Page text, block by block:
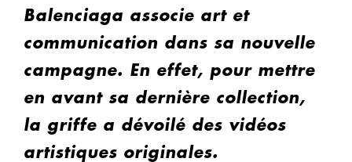
Balenciaga associe art et
communication dans sa nouvelle
campagne. En effet, pour mettre
en avant sa dernière collection,
la griffe a dévoilé des vidéos
artistiques originales.